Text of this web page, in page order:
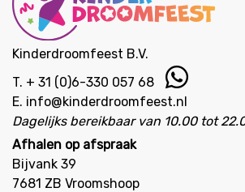
Kinderdroomfeest B.V.
T. + 31 (0)6-330 057 68
E. info@kinderdroomfeest.nl
Dagelijks bereikbaar van 10.00 tot
Afhalen op afspraak
Bijvank 39
7681 ZB Vroomshoop